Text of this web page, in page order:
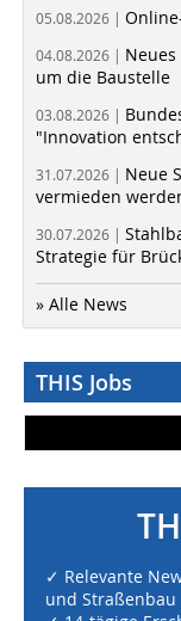
05.08.2026 |
04.08.2026 |
um die Baustelle
03.08.2026 |
"Innovation
31.07.2026 | Neue
vermieden
30.07.2026 |
Strategie für
» Alle News
THIS Jobs
✓ Relevante
und Straßenbau